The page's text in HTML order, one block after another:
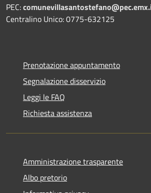
PEC:comunevillasantostefano@pec.
Centralino Unico: 0775-632125
Prenotazione appuntamento
Segnalazione disservizio
Leggi le FAQ
Richiesta assistenza
Amministrazione trasparente
Albo pretorio